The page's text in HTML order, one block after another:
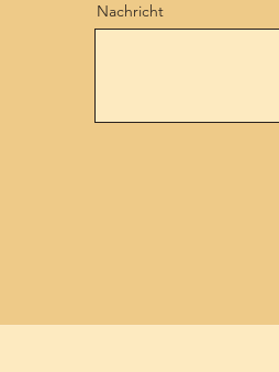
Nachricht